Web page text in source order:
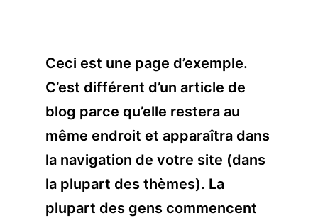
Ceci est une page d’exemple.
C’est différent d’un article de
blog parce qu’elle restera au
même endroit et apparaîtra dans
la navigation de votre site (dans
la plupart des thèmes). La
plupart des gens commencent